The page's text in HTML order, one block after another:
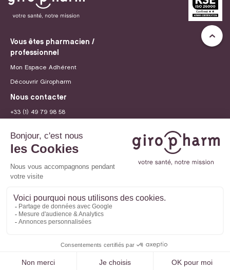
Vous êtes pharmacien /
professionnel
Mon Espace Adhérent
Découvrir Giropharm
Nous contacter
+33 (1) 49 79 98 58
Recrutement
Politique de confidentialité
Site internet créé par